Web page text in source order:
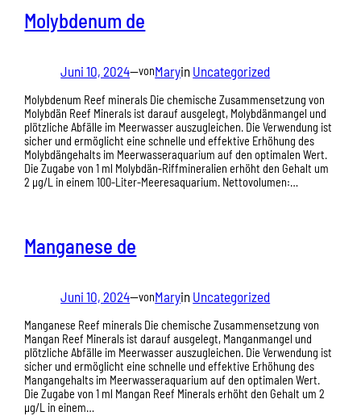
Molybdenum de
Juni 10, 2024—vonMaryin Uncategorized
Molybdenum Reef minerals Die chemische Zusammensetzung von
Molybdän Reef Minerals ist darauf ausgelegt, Molybdänmangel und
plötzliche Abfälle im Meerwasser auszugleichen. Die Verwendung ist
sicher und ermöglicht eine schnelle und effektive Erhöhung des
Molybdängehalts im Meerwasseraquarium auf den optimalen Wert.
Die Zugabe von 1 ml Molybdän-Riffmineralien erhöht den Gehalt um
2 µg/L in einem 100-Liter-Meeresaquarium. Nettovolumen:…
Manganese de
Juni 10, 2024—vonMaryin Uncategorized
Manganese Reef minerals Die chemische Zusammensetzung von
Mangan Reef Minerals ist darauf ausgelegt, Manganmangel und
plötzliche Abfälle im Meerwasser auszugleichen. Die Verwendung ist
sicher und ermöglicht eine schnelle und effektive Erhöhung des
Mangangehalts im Meerwasseraquarium auf den optimalen Wert.
Die Zugabe von 1 ml Mangan Reef Minerals erhöht den Gehalt um 2
µg/L in einem…